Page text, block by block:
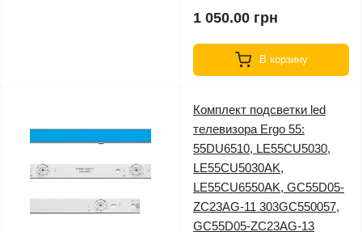
1 050.00 грн
В корзину
Комплект подсветки led
телевизора Ergo 55:
55DU6510, LE55CU5030,
LE55CU5030AK,
LE55CU6550AK, GC55D05-
ZC23AG-11 303GC550057,
GC55D05-ZC23AG-13